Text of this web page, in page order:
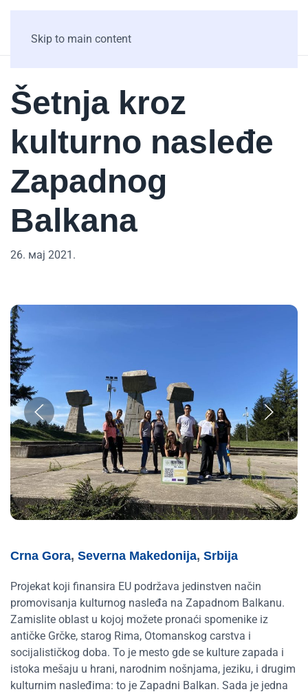
Skip to main content
Šetnja kroz
kulturno nasleđe
Zapadnog
Balkana
26. мај 2021.
Crna Gora, Severna Makedonija, Srbija
Projekat koji finansira EU podržava jedinstven način
promovisanja kulturnog nasleđa na Zapadnom Balkanu.
Zamislite oblast u kojoj možete pronaći spomenike iz
antičke Grčke, starog Rima, Otomanskog carstva i
socijalističkog doba. To je mesto gde se kulture zapada i
istoka mešaju u hrani, narodnim nošnjama, jeziku, i drugim
kulturnim nasleđima: to je Zapadni Balkan. Sada je jedna